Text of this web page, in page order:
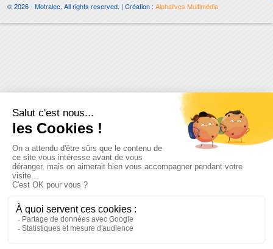
© 2026 - Motralec, All rights reserved. | Création : Alphalives Multimédia